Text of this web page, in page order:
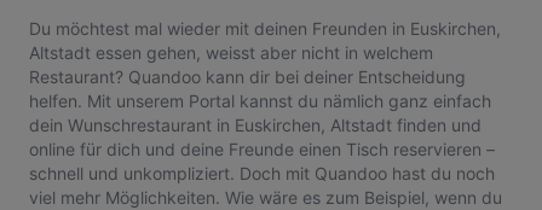
Du möchtest mal wieder mit deinen Freunden in Euskirchen,
Altstadt essen gehen, weisst aber nicht in welchem
Restaurant? Quandoo kann dir bei deiner Entscheidung
helfen. Mit unserem Portal kannst du nämlich ganz einfach
dein Wunschrestaurant in Euskirchen, Altstadt finden und
online für dich und deine Freunde einen Tisch reservieren –
schnell und unkompliziert. Doch mit Quandoo hast du noch
viel mehr Möglichkeiten. Wie wäre es zum Beispiel, wenn du